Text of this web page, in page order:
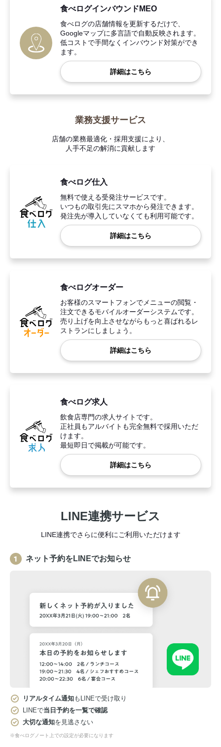
食べログインバウンドMEO
食べログの店舗情報を更新するだけで、
Googleマップに多言語で自動反映されます。
低コストで手間なくインバウンド対策ができ
ます。
詳細はこちら
業務支援サービス
店舗の業務最適化・採用支援により、
人手不足の解消に貢献します
食べログ仕入
無料で使える受発注サービスです。
いつもの取引先にスマホから発注できます。
発注先が導入していなくても利用可能です。
詳細はこちら
食べログオーダー
お客様のスマートフォンでメニューの閲覧・
注文できるモバイルオーダーシステムです。
売り上げを向上させながらもっと喜ばれるレ
ストランにしましょう。
詳細はこちら
食べログ求人
飲食店専門の求人サイトです。
正社員もアルバイトも完全無料で採用いただ
けます。
最短即日で掲載が可能です。
詳細はこちら
LINE連携サービス
LINE連携でさらに便利にご利用いただけます
ネット予約をLINEでお知らせ
リアルタイム通知もLINEで受け取り
LINEで当日予約を一覧で確認
大切な通知を見逃さない
※食べログノート上での設定が必要になります